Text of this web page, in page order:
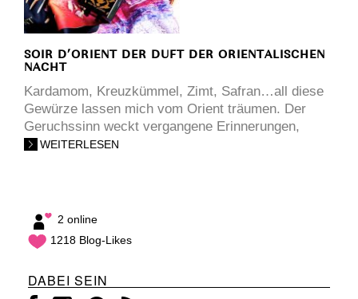
SOIR D’ORIENT DER DUFT DER ORIENTALISCHEN
NACHT
Kardamom, Kreuzkümmel, Zimt, Safran…all diese
Gewürze lassen mich vom Orient träumen. Der
Geruchssinn weckt vergangene Erinnerungen,
WEITERLESEN
2 online
1218 Blog-Likes
DABEI SEIN